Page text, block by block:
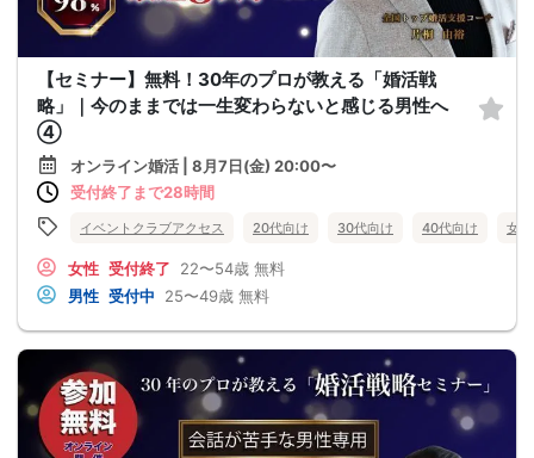
【セミナー】無料！30年のプロが教える「婚活戦
略」｜今のままでは一生変わらないと感じる男性へ
④
オンライン婚活 | 8月7日(金) 20:00〜
受付終了まで28時間
イベントクラブアクセス 20代向け 30代向け 40代向け 女
女性 受付終了 22〜54歳 無料
男性 受付中 25〜49歳 無料